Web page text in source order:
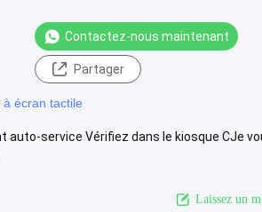
Contactez-nous maintenant
Partager
à écran tactile
service Vérifiez dans le kiosque CJe
Laissez un